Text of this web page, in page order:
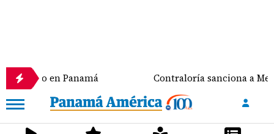
Panamá Contraloría sanciona a Meduca y a